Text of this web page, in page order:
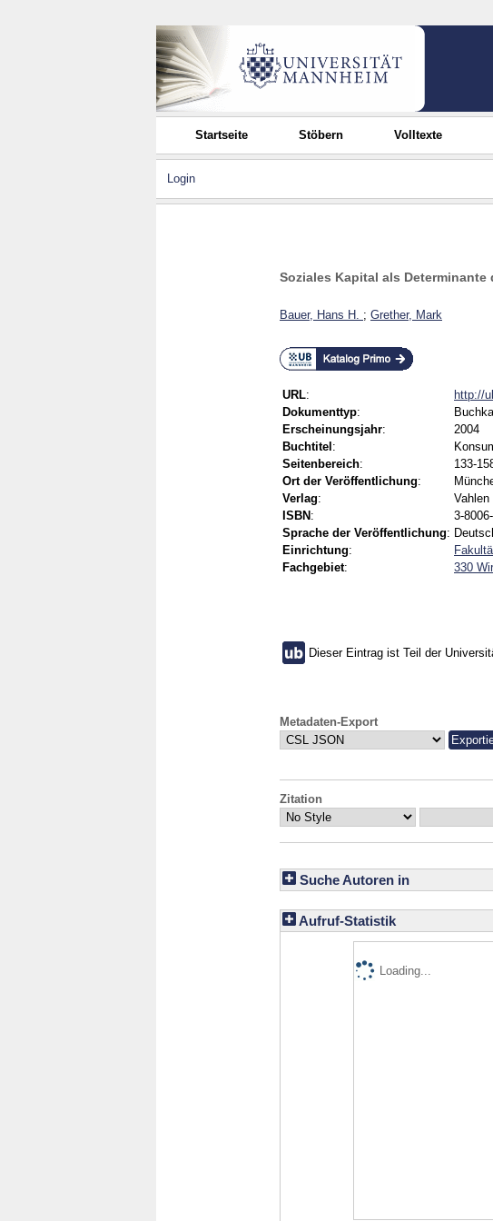
Startseite Stöbern Volltexte
Login
Soziales Kapital als
Bauer, Hans H. ; Grether, Mark
URL:
http://
Dokumenttyp:
Erscheinungsjahr:
2004
Buchtitel :
Seitenbereich:
133-
Ort der Veröffentlichung:
Verlag:
Vahlen
ISBN :
3-
Sprache der Veröffentlichung:
Einrichtung:
Fachgebiet: 330
Dieser Eintrag ist Teil der
Metadaten-Export
Zitation
Suche Autoren in
Aufruf-Statistik
Loading...